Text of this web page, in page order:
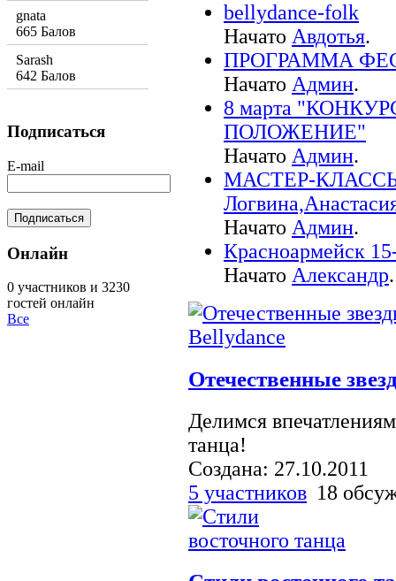
bellydance-folk
Начато Авдотья.
ПРОГРАММА
Начато Админ.
8 марта
ПОЛОЖЕНИЕ"
Начато Админ.
МАСТЕР-КЛАССЫ!
Начато Админ.
Красноармейск
Начато Александр.
Отечественные
Делимся
танца!
Создана: 27.10.2011
5 участников 18
gnata
665 Балов
Sarash
642 Балов
Подписаться
E-mail
Онлайн
0 участников и 3230
гостей онлайн
Все